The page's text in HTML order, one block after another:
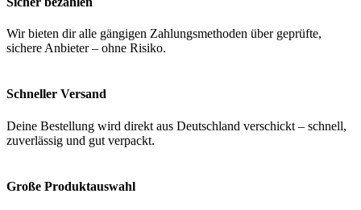
Wir bieten dir alle gängigen Zahlungsmethoden über geprüfte,
sichere Anbieter – ohne Risiko.
Schneller Versand
Deine Bestellung wird direkt aus Deutschland verschickt – schnell,
zuverlässig und gut verpackt.
Große Produktauswahl